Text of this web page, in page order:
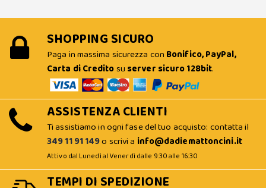
SHOPPING SICURO
Paga in massima sicurezza con Bonifico, PayPal,
Carta di Creditosu server sicuro 128bit.
ASSISTENZA CLIENTI
Ti assistiamo in ogni fase del tuo acquisto: contatta il
349 11 91 149o scrivi a info@dadiemattoncini.it
Attivo dal Lunedì al Venerdì dalle 9:30 alle 16:30
TEMPI DI SPEDIZIONE